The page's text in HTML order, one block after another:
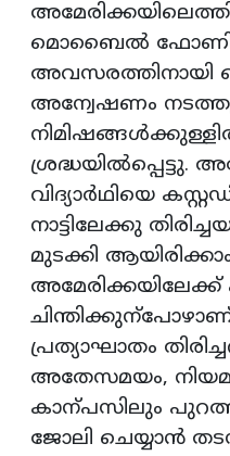
മൊബൈൽ
അവസരത്തിനായി
അന്വേഷണം
വിദ്യാർഥിയെ
നാട്ടിലേക്കു
മുടക്കി
പ്രത്യാഘാതം
അതേസമയം,
കാന്പസിലും
ജോലി ചെയ്യാൻ